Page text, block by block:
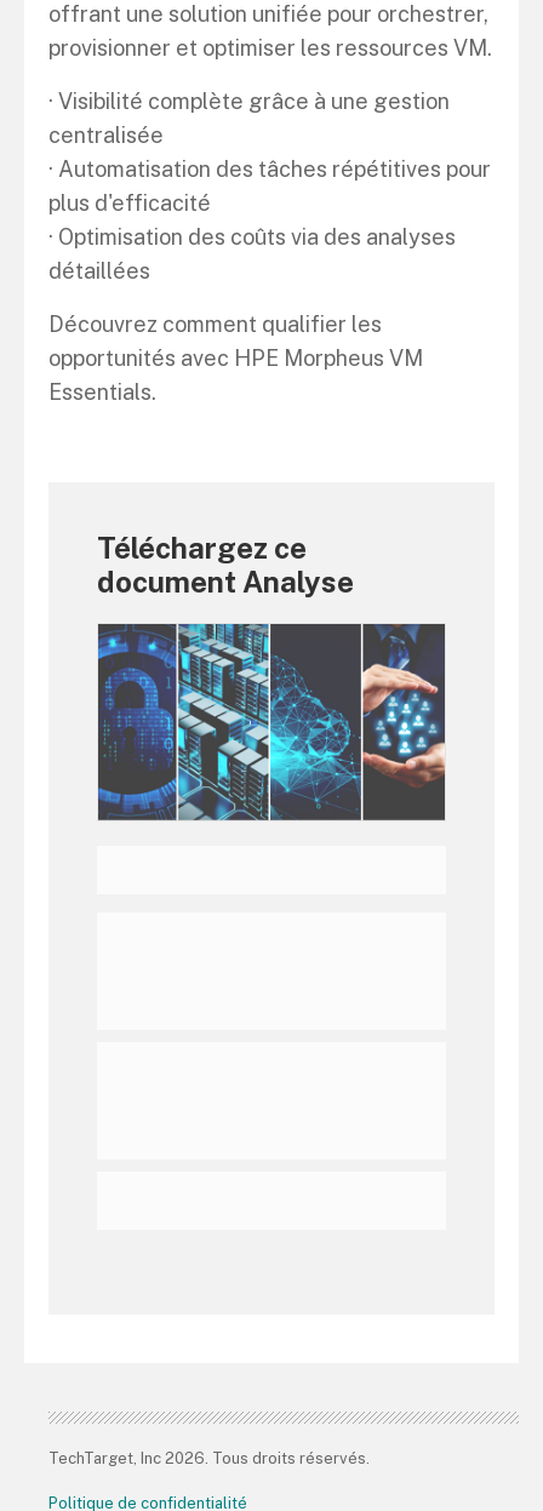
offrant une solution unifiée pour orchestrer,
provisionner et optimiser les ressources VM.
· Visibilité complète grâce à une gestion
centralisée
· Automatisation des tâches répétitives pour
plus d'efficacité
· Optimisation des coûts via des analyses
détaillées
Découvrez comment qualifier les
opportunités avec HPE Morpheus VM
Essentials.
Téléchargez ce
document Analyse
TechTarget, Inc 2026. Tous droits réservés.
Politique de confidentialité